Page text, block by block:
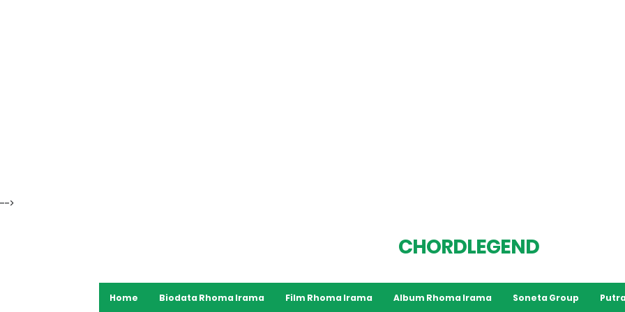
-->
CHORDLEGEND
Home Biodata Rhoma Irama Film Rhoma Irama Album Rhoma Irama Soneta Group